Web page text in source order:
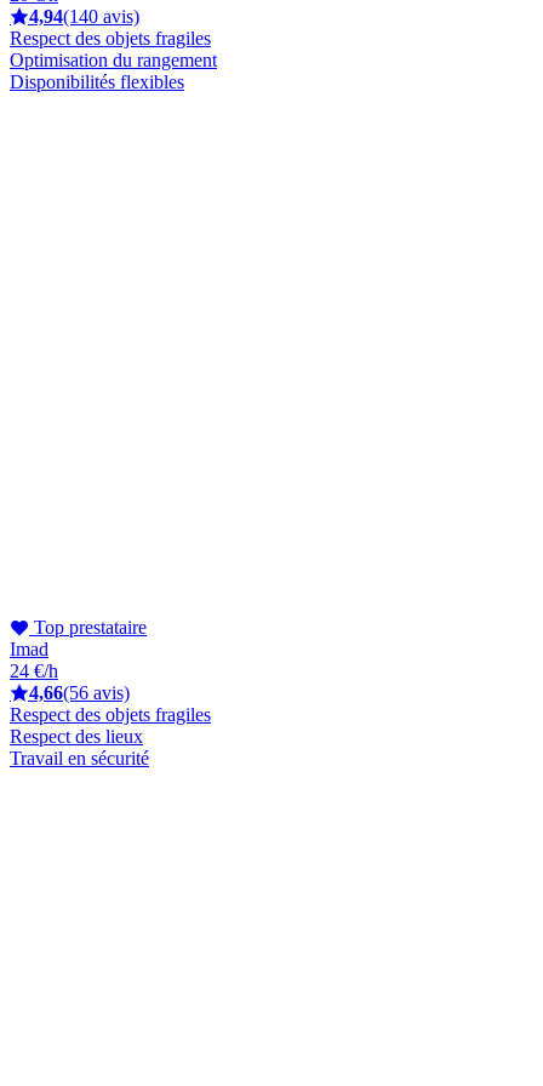
4,94(140 avis)
Respect des objets fragiles
Optimisation du rangement
Disponibilités flexibles
Top prestataire
Imad
24 €/h
4,66(56 avis)
Respect des objets fragiles
Respect des lieux
Travail en sécurité